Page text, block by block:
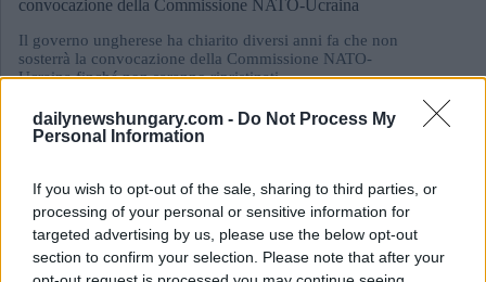
dailynewshungary.com - Do Not Process My
Personal Information
If you wish to opt-out of the sale, sharing to third parties, or
processing of your personal or sensitive information for
targeted advertising by us, please use the below opt-out
section to confirm your selection. Please note that after your
convocazione della Commissione NATO-Ucraina
Il governo ungherese ha chiarito diversi anni fa che non
sosterrà la convocazione della Commissione NATO-
Ucraina finché non saranno ripristinati...
L’UE chiede alla Slovacchia di maltrattare la minoranza
ungherese